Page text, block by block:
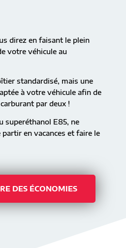
direz en faisant le plein
votre véhicule au
standardisé, mais une
à votre véhicule afin de
par deux !
superéthanol E85, ne
en vacances et faire le
DES ÉCONOMIES